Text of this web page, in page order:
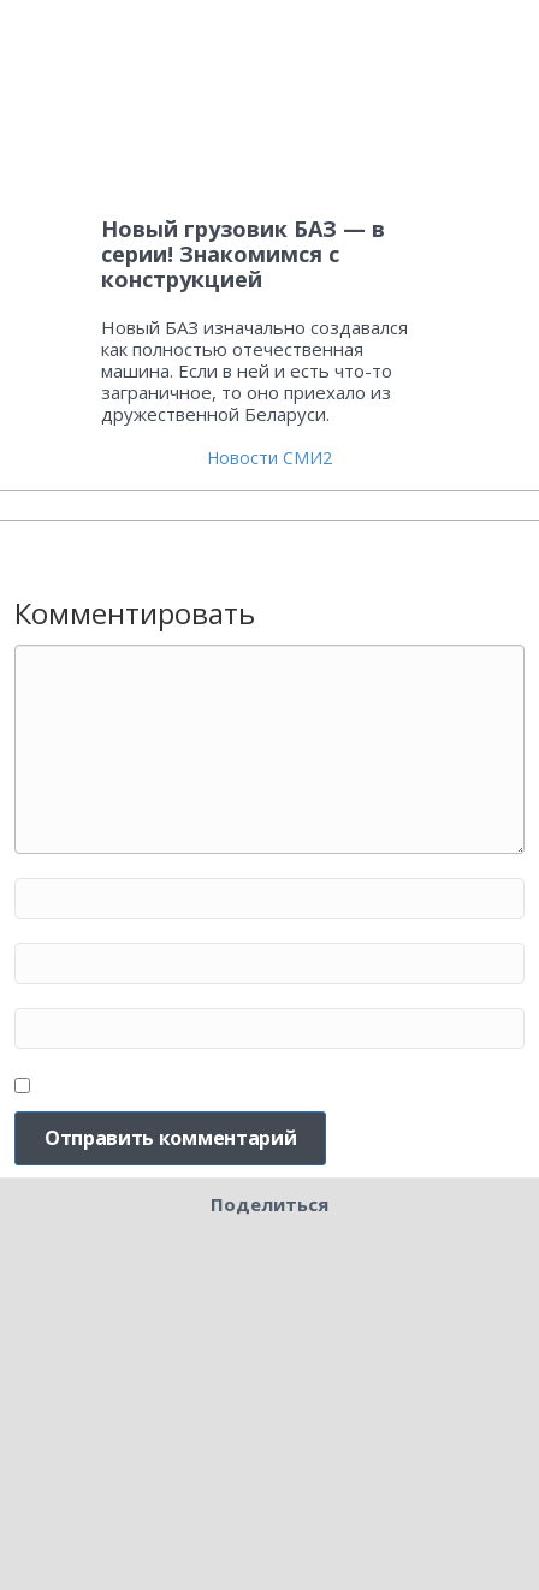
Новый грузовик БАЗ — в
серии! Знакомимся с
конструкцией
Новый БАЗ изначально создавался
как полностью отечественная
машина. Если в ней и есть что-то
заграничное, то оно приехало из
дружественной Беларуси.
Новости СМИ2
Комментировать
Поделиться